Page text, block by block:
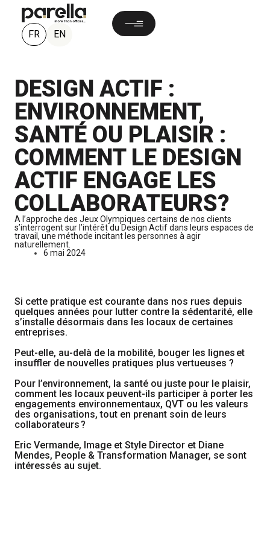
FR EN
DESIGN ACTIF :
ENVIRONNEMENT,
SANTÉ OU PLAISIR :
COMMENT LE DESIGN
ACTIF ENGAGE LES
COLLABORATEURS?
A l’approche des Jeux Olympiques certains de nos clients
s’interrogent sur l’intérêt du Design Actif dans leurs espaces de
travail, une méthode incitant les personnes à agir
naturellement.
6 mai 2024
Si cette pratique est courante dans nos rues depuis
quelques années pour lutter contre la sédentarité, elle
s’installe désormais dans les locaux de certaines
entreprises.
Peut-elle, au-delà de la mobilité, bouger les lignes et
insuffler de nouvelles pratiques plus vertueuses ?
Pour l’environnement, la santé ou juste pour le plaisir,
comment les locaux peuvent-ils participer à porter les
engagements environnementaux, QVT ou les valeurs
des organisations, tout en prenant soin de leurs
collaborateurs ?
Eric Vermande, Image et Style Director et Diane
Mendes, People & Transformation Manager, se sont
intéressés au sujet.